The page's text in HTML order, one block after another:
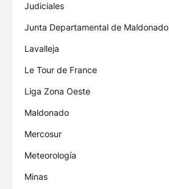
Judiciales
Junta Departamental de Maldonado
Lavalleja
Le Tour de France
Liga Zona Oeste
Maldonado
Mercosur
Meteorología
Minas